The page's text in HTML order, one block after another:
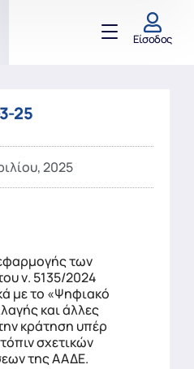
Είσοδος
25
2025
των
ν. 5135/2024
με το «Ψηφιακό
και άλλες
κράτηση υπέρ
σχετικών
της ΑΑΔΕ.